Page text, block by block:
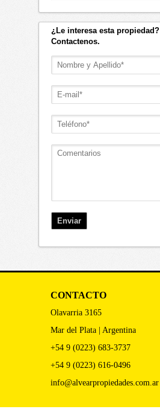
¿Le interesa esta propiedad?
Contactenos.
CONTACTO
Olavarria 3165
Mar del Plata | Argentina
+54 9 (0223) 683-3737
+54 9 (0223) 616-0496
info@alvearpropiedades.com.ar